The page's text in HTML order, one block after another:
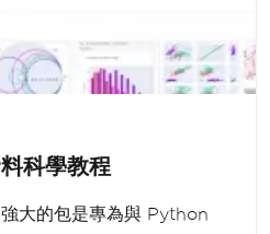
科學教程
大的包是專為與 Python